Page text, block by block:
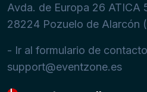
Avda. de Europa 26 ATICA
28224 Pozuelo de Alarcón
- Ir al formulario de contacto
support@eventzone.es